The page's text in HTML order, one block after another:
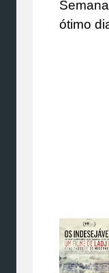
ótimo